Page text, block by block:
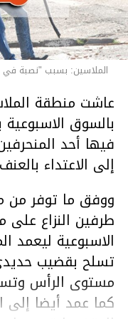
الملاسين: بسبب "نصبة
عاشت منطقة
بالسوق
فيها أحد
إلى الاعتداء
ووفق ما توفر من
طرفين النزاع
الاسبوعية ليعمد
تسلح بقضيب
مستوى الرأس
كما عمد أيضا إلى